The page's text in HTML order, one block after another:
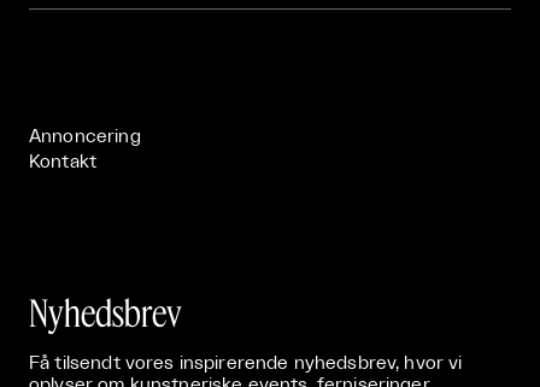
Annoncering
Kontakt
Nyhedsbrev
Få tilsendt vores inspirerende nyhedsbrev, hvor vi